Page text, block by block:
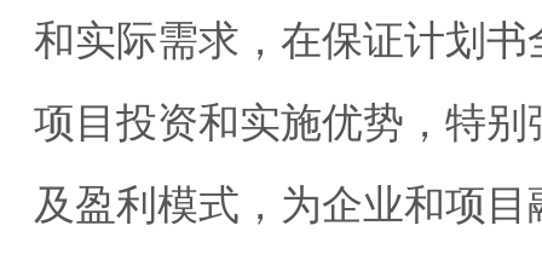
和实际需求，在保证计划
项目投资和实施优势，特
及盈利模式，为企业和项